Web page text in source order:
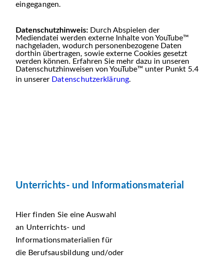
eingegangen.
Datenschutzhinweis: Durch Abspielen der
Mediendatei werden externe Inhalte von YouTube™
nachgeladen, wodurch personenbezogene Daten
dorthin übertragen, sowie externe Cookies gesetzt
werden können. Erfahren Sie mehr dazu in unseren
Datenschutzhinweisen von YouTube™ unter Punkt 5.4
in unserer Datenschutzerklärung.
Unterrichts- und Informationsmaterial
Hier finden Sie eine Auswahl
an Unterrichts- und
Informationsmaterialien für
die Berufsausbildung und/oder